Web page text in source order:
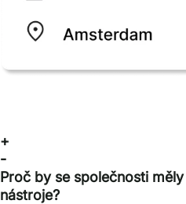
+
-
Proč by se společnosti
nástroje?